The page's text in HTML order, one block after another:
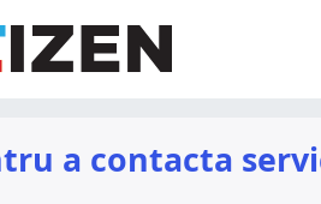
a contacta